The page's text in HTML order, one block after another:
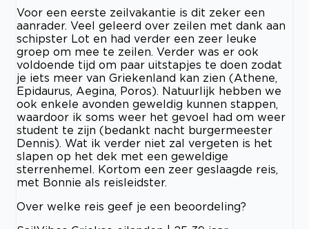
Voor een eerste zeilvakantie is dit zeker een
aanrader. Veel geleerd over zeilen met dank aan
schipster Lot en had verder een zeer leuke
groep om mee te zeilen. Verder was er ook
voldoende tijd om paar uitstapjes te doen zodat
je iets meer van Griekenland kan zien (Athene,
Epidaurus, Aegina, Poros). Natuurlijk hebben we
ook enkele avonden geweldig kunnen stappen,
waardoor ik soms weer het gevoel had om weer
student te zijn (bedankt nacht burgermeester
Dennis). Wat ik verder niet zal vergeten is het
slapen op het dek met een geweldige
sterrenhemel. Kortom een zeer geslaagde reis,
met Bonnie als reisleidster.
Over welke reis geef je een beoordeling?